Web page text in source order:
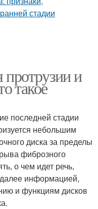
и
такое
последней стадии
небольшим
диска за пределы
фиброзного
о чем идет речь,
информацией,
и функциям дисков